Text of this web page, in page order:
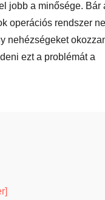
jobb a minősége. Bár
operációs rendszer
nehézségeket
ezt a problémát a